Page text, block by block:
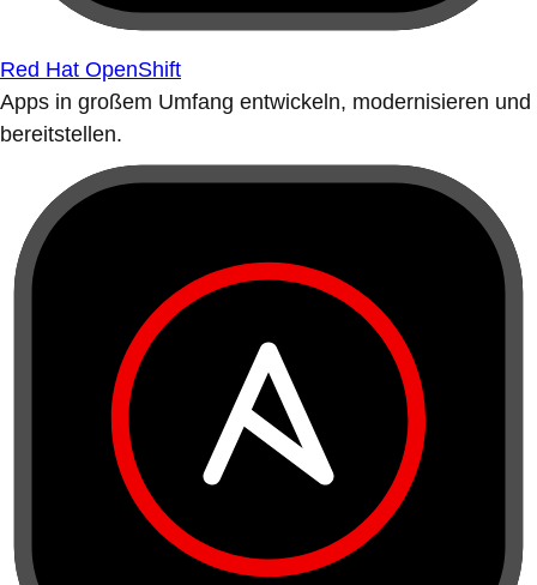
Red Hat OpenShift
Apps in großem Umfang entwickeln, modernisieren und
bereitstellen.